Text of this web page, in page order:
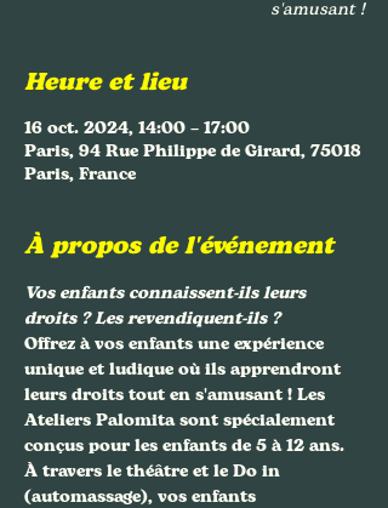
s'amusant !
Heure et lieu
16 oct. 2024, 14:00 – 17:00
Paris, 94 Rue Philippe de Girard, 75018
Paris, France
À propos de l'événement
Vos enfants connaissent-ils leurs
droits ? Les revendiquent-ils ?
Offrez à vos enfants une expérience
unique et ludique où ils apprendront
leurs droits tout en s'amusant ! Les
Ateliers Palomita sont spécialement
conçus pour les enfants de 5 à 12 ans.
À travers le théâtre et le Do in
(automassage), vos enfants